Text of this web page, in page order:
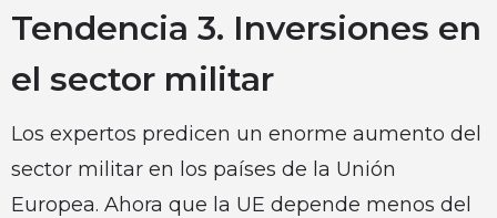
Tendencia 3. Inversiones en
el sector militar
Los expertos predicen un enorme aumento del
sector militar en los países de la Unión
Europea. Ahora que la UE depende menos del